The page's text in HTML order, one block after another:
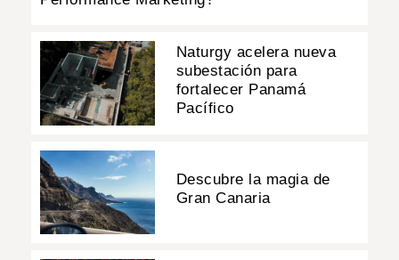
Naturgy acelera nueva
subestación para
fortalecer Panamá
Pacífico
Descubre la magia de
Gran Canaria